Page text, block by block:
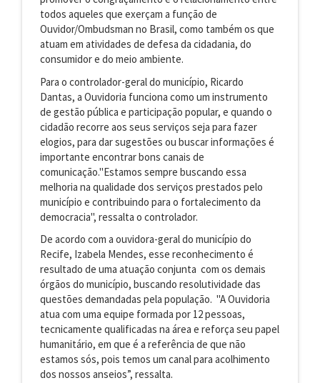
todos aqueles que exerçam a função de
Ouvidor/Ombudsman no Brasil, como também os que
atuam em atividades de defesa da cidadania, do
consumidor e do meio ambiente.
Para o controlador-geral do município, Ricardo
Dantas, a Ouvidoria funciona como um instrumento
de gestão pública e participação popular, e quando o
cidadão recorre aos seus serviços seja para fazer
elogios, para dar sugestões ou buscar informações é
importante encontrar bons canais de
comunicação."Estamos sempre buscando essa
melhoria na qualidade dos serviços prestados pelo
município e contribuindo para o fortalecimento da
democracia", ressalta o controlador.
De acordo com a ouvidora-geral do município do
Recife, Izabela Mendes, esse reconhecimento é
resultado de uma atuação conjunta com os demais
órgãos do município, buscando resolutividade das
questões demandadas pela população. "A Ouvidoria
atua com uma equipe formada por 12 pessoas,
tecnicamente qualificadas na área e reforça seu papel
humanitário, em que é a referência de que não
estamos sós, pois temos um canal para acolhimento
dos nossos anseios”, ressalta.